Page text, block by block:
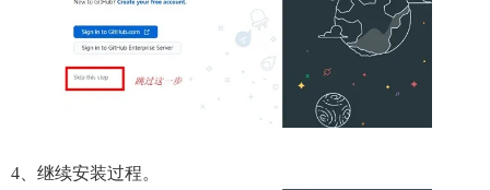
4、继续安装过程。